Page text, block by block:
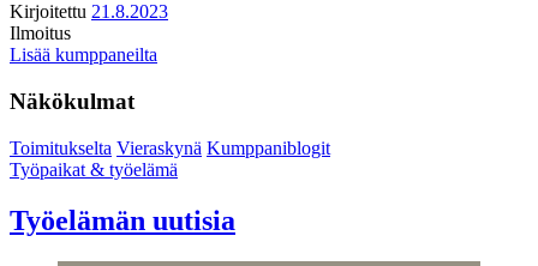
Kirjoitettu 21.8.2023
Ilmoitus
Lisää kumppaneilta
Näkökulmat
Toimitukselta Vieraskynä Kumppaniblogit
Työpaikat & työelämä
Työelämän uutisia